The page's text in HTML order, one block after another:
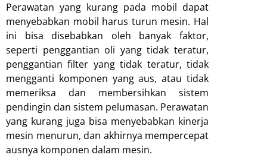
Perawatan yang kurang pada mobil dapat
menyebabkan mobil harus turun mesin. Hal
ini bisa disebabkan oleh banyak faktor,
seperti penggantian oli yang tidak teratur,
penggantian filter yang tidak teratur, tidak
mengganti komponen yang aus, atau tidak
memeriksa dan membersihkan sistem
pendingin dan sistem pelumasan. Perawatan
yang kurang juga bisa menyebabkan kinerja
mesin menurun, dan akhirnya mempercepat
ausnya komponen dalam mesin.